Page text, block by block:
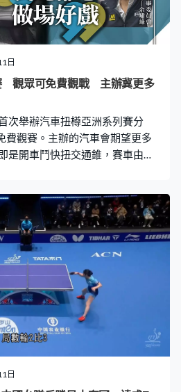
日
觀眾可免費觀戰 主辦冀更多
次舉辦汽車扭樽亞洲系列賽分
費觀賽。主辦的汽車會期望更多
是開車鬥快扭交通錐，賽車由大
尾站，就一步步計劃將比賽帶來
參賽者每個都很認真、很緊張，
鬥大車其實一模一樣，只不過是
以如果我們在香港做這個比賽的
離接觸到，就知道是什麼 。」 系
3站，10月17至18日在灣仔海
時不設圍板及觀眾席，車迷可免
相對安全而且門檻較低，有信心
單很多，我也不想說一步登天，
跟文體旅局申請了，有政府的支
。」 港隊近年多次取得分站三甲
安排他們在內地備戰。
日